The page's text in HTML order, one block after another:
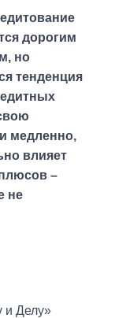
дорогим
но
тенденция
медленно,
влияет
–
не
и Делу»